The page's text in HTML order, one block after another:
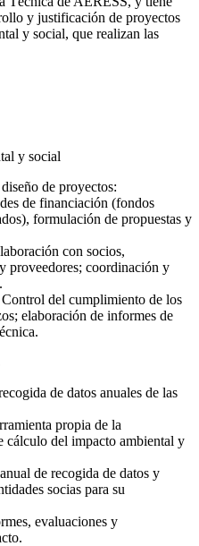
y justificación de proyectos
y social, que realizan las
y social
de proyectos:
de financiación (fondos
formulación de propuestas y
con socios,
proveedores; coordinación y
del cumplimiento de los
elaboración de informes de
de datos anuales de las
propia de la
cálculo del impacto ambiental y
de recogida de datos y
socias para su
evaluaciones y